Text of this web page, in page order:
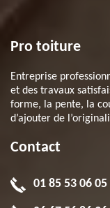
Pro toiture
Entreprise
et des travaux
forme, la pente, la
d’ajouter de
Contact
01 85 53 06 05